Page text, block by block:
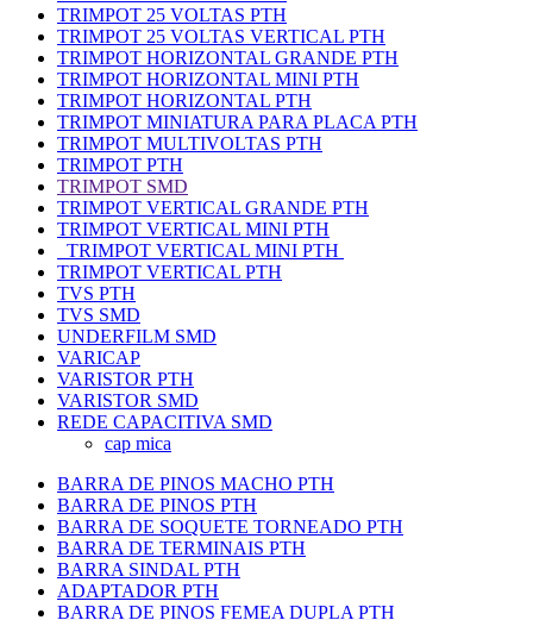
TRIMPOT 25 VOLTAS PTH
TRIMPOT 25 VOLTAS VERTICAL PTH
TRIMPOT HORIZONTAL GRANDE PTH
TRIMPOT HORIZONTAL MINI PTH
TRIMPOT HORIZONTAL PTH
TRIMPOT MINIATURA PARA PLACA PTH
TRIMPOT MULTIVOLTAS PTH
TRIMPOT PTH
TRIMPOT SMD
TRIMPOT VERTICAL GRANDE PTH
TRIMPOT VERTICAL MINI PTH
TRIMPOT VERTICAL MINI PTH
TRIMPOT VERTICAL PTH
TVS PTH
TVS SMD
UNDERFILM SMD
VARICAP
VARISTOR PTH
VARISTOR SMD
REDE CAPACITIVA SMD
cap mica
BARRA DE PINOS MACHO PTH
BARRA DE PINOS PTH
BARRA DE SOQUETE TORNEADO PTH
BARRA DE TERMINAIS PTH
BARRA SINDAL PTH
ADAPTADOR PTH
BARRA DE PINOS FEMEA DUPLA PTH